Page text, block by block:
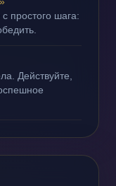
простого шага:
Действуйте,